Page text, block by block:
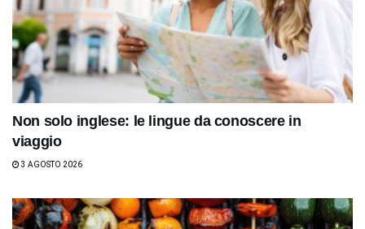
Non solo inglese: le lingue da conoscere in
viaggio
3 AGOSTO 2026